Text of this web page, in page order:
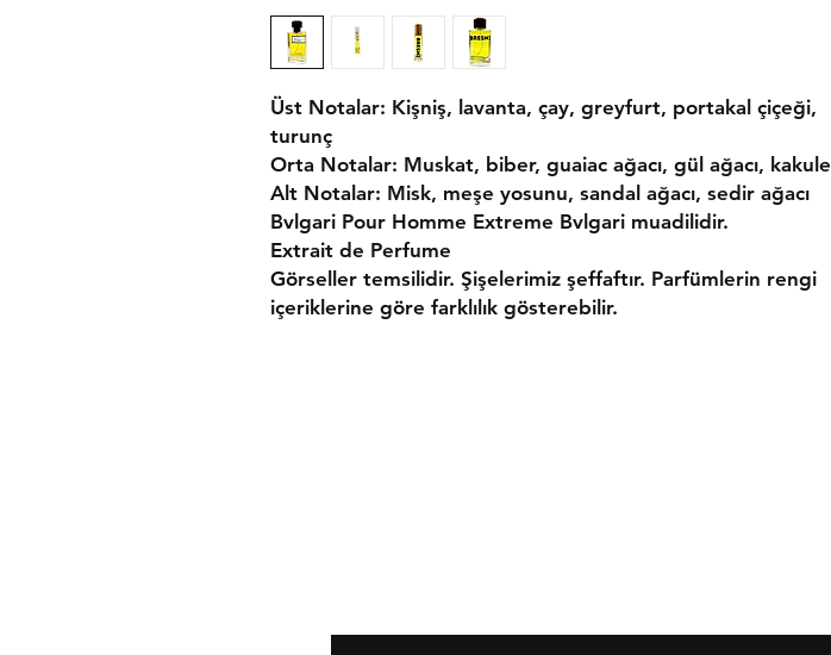
Üst Notalar: Kişniş, lavanta, çay, greyfurt, portakal çiçeği,
turunç
Orta Notalar: Muskat, biber, guaiac ağacı, gül ağacı, kakule
Alt Notalar: Misk, meşe yosunu, sandal ağacı, sedir ağacı
Bvlgari Pour Homme Extreme Bvlgari muadilidir.
Extrait de Perfume
Görseller temsilidir. Şişelerimiz şeffaftır. Parfümlerin rengi
içeriklerine göre farklılık gösterebilir.